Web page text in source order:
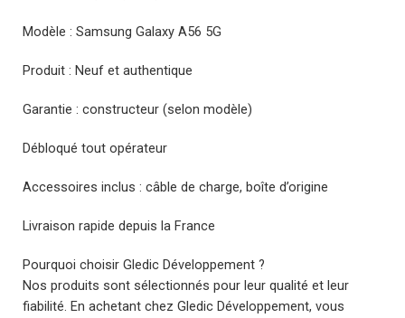
Modèle : Samsung Galaxy A56 5G
Produit : Neuf et authentique
Garantie : constructeur (selon modèle)
Débloqué tout opérateur
Accessoires inclus : câble de charge, boîte d’origine
Livraison rapide depuis la France
Pourquoi choisir Gledic Développement ?
Nos produits sont sélectionnés pour leur qualité et leur
fiabilité. En achetant chez Gledic Développement, vous